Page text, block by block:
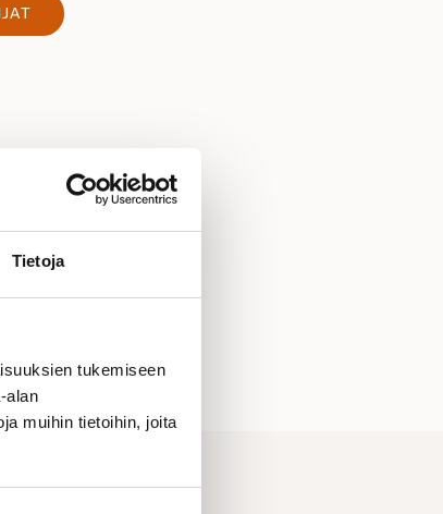
Tietoja
tukemiseen
alan
muihin tietoihin, joita